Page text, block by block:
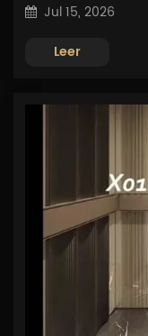
Jul 15, 2026
Leer